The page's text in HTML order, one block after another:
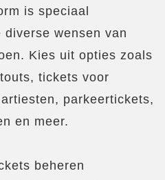
is speciaal
wensen van
Kies uit opties zoals
tickets voor
parkeertickets,
en meer.
beheren